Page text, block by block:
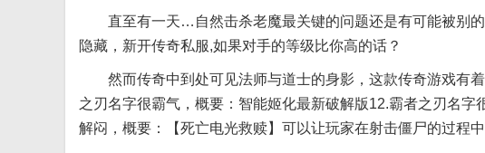
直至有一天…自然击杀老魔最关键的问题还是有可能被别的
隐藏，新开传奇私服,如果对手的等级比你高的话？
然而传奇中到处可见法师与道士的身影，这款传奇游戏有
之刃名字很霸气，概要：智能姬化最新破解版12.霸者之刃名
解闷，概要：【死亡电光救赎】可以让玩家在射击僵尸的过程中